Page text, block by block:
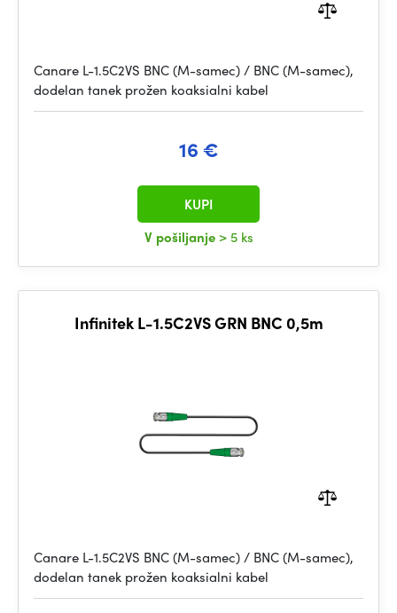
Canare L-1.5C2VS BNC (M-samec) / BNC (M-samec),
dodelan tanek prožen koaksialni kabel
16 €
V pošiljanje > 5 ks
KUPI
Infinitek L-1.5C2VS GRN BNC 0,5m
Canare L-1.5C2VS BNC (M-samec) / BNC (M-samec),
dodelan tanek prožen koaksialni kabel